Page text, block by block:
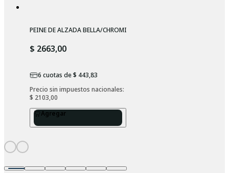
PEINE DE ALZADA BELLA/CHROMINI
$ 2663,00
6 cuotas de$ 443,83
Precio sin impuestos nacionales:
$ 2103,00
Agregar